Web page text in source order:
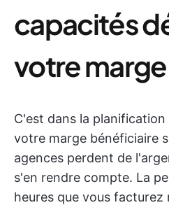
capacités
votre marge
C'est dans la
votre marge bénéficiaire
agences perdent de
s'en rendre compte. La
heures que vous facturez